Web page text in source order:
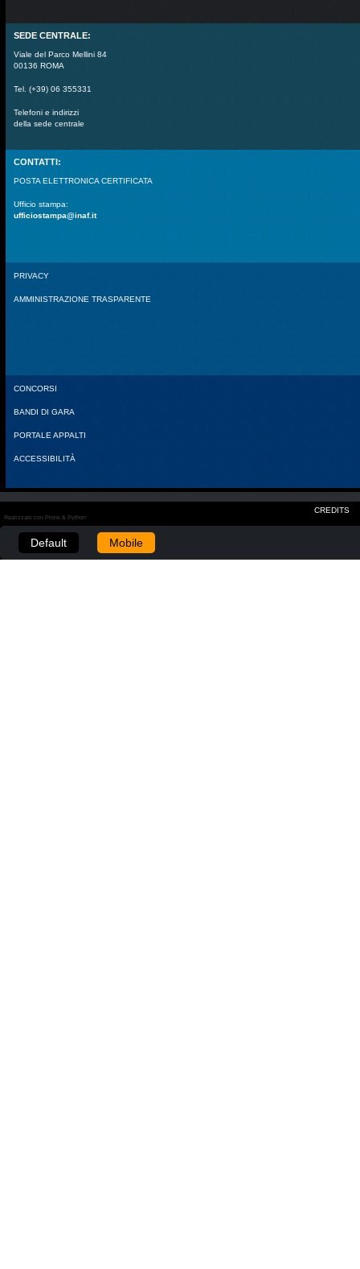
SEDE CENTRALE:
Viale del Parco Mellini 84
00136 ROMA
Tel. (+39) 06 355331
Telefoni e indirizzi
della sede centrale
CONTATTI:
POSTA ELETTRONICA CERTIFICATA
Ufficio stampa:
ufficiostampa@inaf.it
PRIVACY
AMMINISTRAZIONE TRASPARENTE
CONCORSI
BANDI DI GARA
PORTALE APPALTI
ACCESSIBILITÀ
CREDITS
Realizzato con Plone & Python
Default Mobile